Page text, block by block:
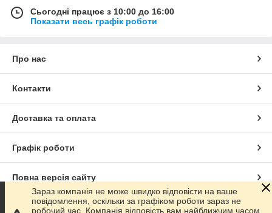
Сьогодні працює з 10:00 до 16:00
Показати весь графік роботи
Про нас
Контакти
Доставка та оплата
Графік роботи
Повна версія сайту
Сайт створено на маркетплейсіProm.ua
Зараз компанія не може швидко відповісти на ваше
повідомлення, оскільки за графіком роботи зараз не
робочий час. Компанія відповість вам найближчим часом.